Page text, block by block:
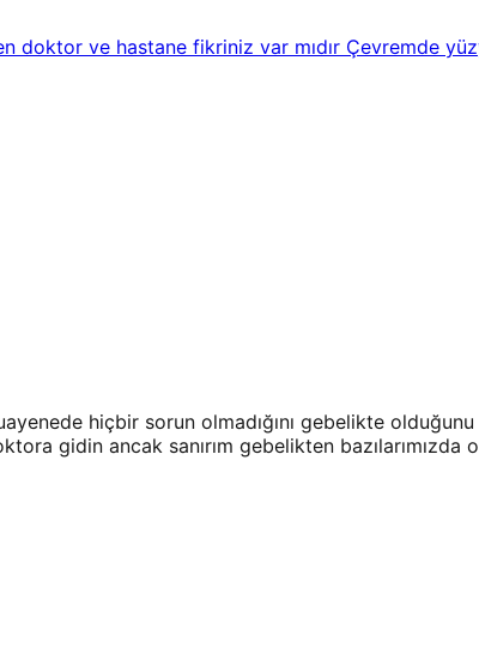
ve hastane fikriniz var mıdır Çevremde
hiçbir sorun olmadığını gebelikte
gidin ancak sanırım gebelikten bazılarımızda